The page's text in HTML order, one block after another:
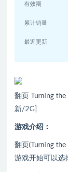
有效期
累计销量
最近更新
翻页 Turning
新/2G]
游戏介绍：
翻页(Turning the
游戏开始可以选